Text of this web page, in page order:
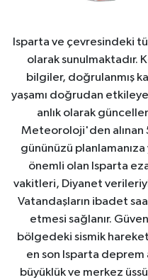
Isparta ve çevresindeki
olarak sunulmaktadır.
bilgiler, doğrulanmış
yaşamı doğrudan
anlık olarak
Meteoroloji'den alınan
gününüzü planlamanıza
önemli olan Isparta
vakitleri, Diyanet
Vatandaşların ibadet
etmesi sağlanır.
bölgedeki sismik
en son Isparta deprem
büyüklük ve merkez